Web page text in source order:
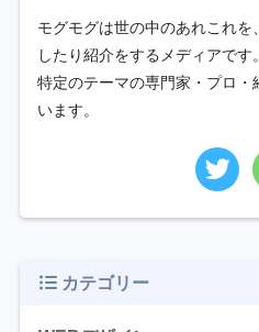
モグモグは世の中のあれこれ
したり紹介をするメディアです。
特定のテーマの専門家・プロ
います。
カテゴリー